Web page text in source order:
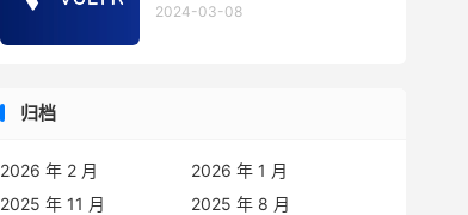
2024-03-08
归档
2026 年 2 月
2026 年 1 月
2025 年 11 月
2025 年 8 月